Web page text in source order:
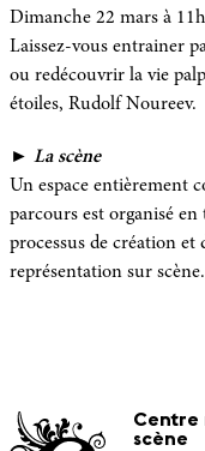
Dimanche 22 mars à
Laissez-vous entrainer
ou redécouvrir la vie
étoiles, Rudolf Noureev.
► La scène
Un espace entièrement
parcours est organisé
processus de création et
représentation sur scène.
Centre
scène